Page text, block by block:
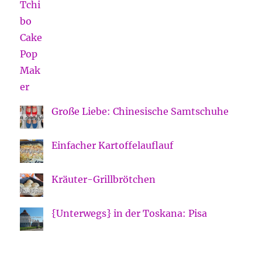
Große Liebe: Chinesische Samtschuhe
Einfacher Kartoffelauflauf
Kräuter-Grillbrötchen
{Unterwegs} in der Toskana: Pisa